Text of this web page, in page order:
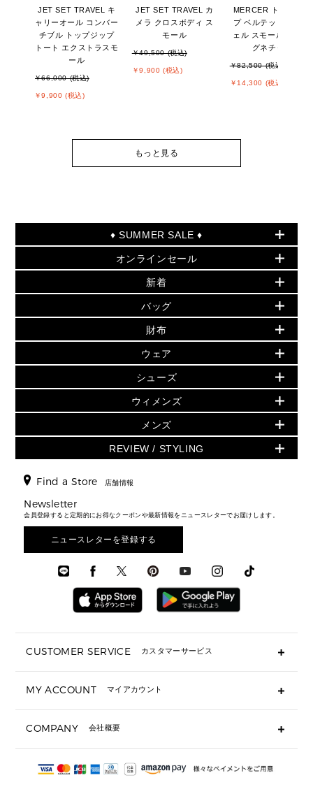
JET SET TRAVEL キ
ャリーオール コンバー
チブル トップジップ
トート エクストラスモ
ール
￥66,000 (税込)
￥9,900 (税込)
JET SET TRAVEL カ
メラ クロスボディ ス
モール
￥49,500 (税込)
￥9,900 (税込)
MERCER トップジッ
プ ベルテッド サッチ
ェル スモール - MKシ
グネチャー
￥82,500 (税込)
￥14,300 (税込)
もっと見る
♦ SUMMER SALE ♦
セールおすすめアイテム
▶ ウィメンズ
バッグ
小物
シューズ・靴
ウェア
アクセサリー
時計
▶ メンズ
バッグ
ウェア
アクセサリー
オンラインセール
PRODUCT OF THE MONTH - 今月の特別価格
再値下げアイテム
追加アイテム
▶ ウィメンズすべて(ウェア・シューズ除く)
バッグ
財布・小物
ウェア
シューズ
時計・ジュエリー
アクセサリー
メンズ バッグ
メンズ 財布・小物
メンズ シューズ
メンズ ウェア
メンズ 時計・その他
新着
初夏のスタイル
▶ すべて
▶ ウィメンズすべて
財布・小物
アクセサリー
フレグランス
シューズ
▶ メンズすべて
メンズ財布・小物
メンズアクセサリー
メンズウェア
バッグ
人気の定番アイテム
日本限定 - バッグ
▶ ウィメンズすべて
トートバッグ
ショルダーバッグ
クロスボディ・斜め掛け
トラベル
3 IN 1 / 2 IN 1 バッグ
▶ メンズすべて
財布
日本限定 - 財布・小物
▶ ウィメンズすべて
GREENWICH
折り財布(二つ折り・三つ折り)
長財布
▶ メンズすべて
ウェア
▶ ウィメンズすべて
トップス
スカート・パンツ
ジャケット・アウター
▶ メンズすべて
シューズ
▶ ウィメンズすべて
サンダル
スニーカー
▶ メンズすべて
ウィメンズ
人気の定番アイテム
▶ ウィメンズすべて
▶ バッグすべて
通勤・通学アイテム
3 IN 1 バッグ
ミニ財布・フラグメントケース
▶ 小物すべて
定期ケース・カードケース・名刺入れ
スニーカー
メンズ
▶ メンズすべて
財布・小物
時計・ジュエリー
アクセサリー
REVIEW / STYLING
エディターレビュー
Find a Store 店舗情報
Newsletter
会員登録すると定期的にお得なクーポンや最新情報をニュースレターでお届けします。
ニュースレターを登録する
CUSTOMER SERVICE カスタマーサービス
ギフト用にラッピングができますか？
ショッピングバッグを購入商品分送ってもらえますか？
注文後に完了メールが受信できないのですが？
サイズ交換はできますか？
MY ACCOUNT マイアカウント
COMPANY 会社概要
会社概要